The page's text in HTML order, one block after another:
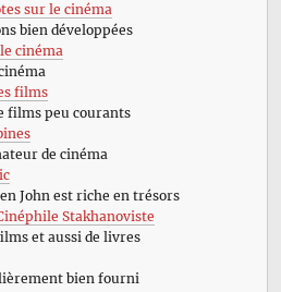
sur le cinéma
bien développées
cinéma
films
films peu courants
de cinéma
John est riche en trésors
Stakhanoviste
et aussi de livres
bien fourni